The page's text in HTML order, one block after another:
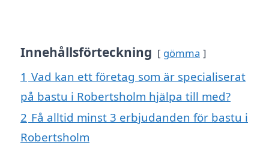
Innehållsförteckning gömma
1 Vad kan ett företag som är specialiserat
på bastu i Robertsholm hjälpa till med?
2 Få alltid minst 3 erbjudanden för bastu i
Robertsholm